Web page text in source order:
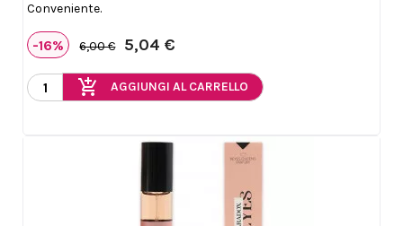
Conveniente.
-16% 6,00 € 5,04 €
add_shopping_cart AGGIUNGI AL CARRELLO